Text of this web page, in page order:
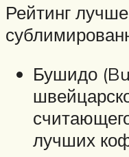
Рейтинг
Бушидо
лучших